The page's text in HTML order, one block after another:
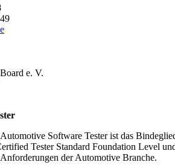
e. V.
Software Tester ist das
Tester Standard Foundation Level
der Automotive Branche.